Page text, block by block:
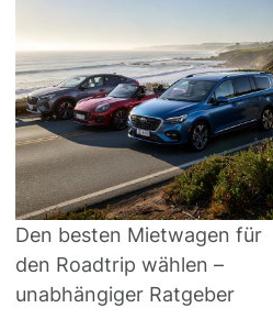
Den besten Mietwagen für
den Roadtrip wählen –
unabhängiger Ratgeber